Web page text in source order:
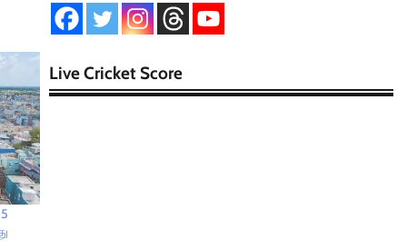
Live Cricket Score